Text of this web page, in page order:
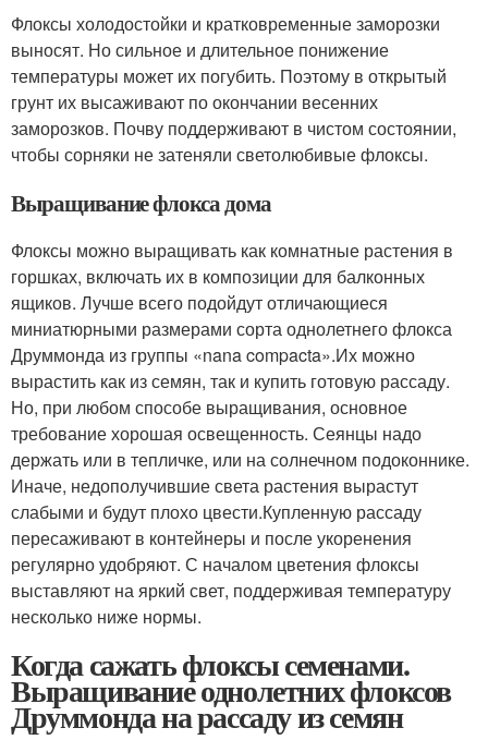
Флоксы холодостойки и кратковременные заморозки
выносят. Но сильное и длительное понижение
температуры может их погубить. Поэтому в открытый
грунт их высаживают по окончании весенних
заморозков. Почву поддерживают в чистом состоянии,
чтобы сорняки не затеняли светолюбивые флоксы.
Выращивание флокса дома
Флоксы можно выращивать как комнатные растения в
горшках, включать их в композиции для балконных
ящиков. Лучше всего подойдут отличающиеся
миниатюрными размерами сорта однолетнего флокса
Друммонда из группы «nana compacta».Их можно
вырастить как из семян, так и купить готовую рассаду.
Но, при любом способе выращивания, основное
требование хорошая освещенность. Сеянцы надо
держать или в тепличке, или на солнечном подоконнике.
Иначе, недополучившие света растения вырастут
слабыми и будут плохо цвести.Купленную рассаду
пересаживают в контейнеры и после укоренения
регулярно удобряют. С началом цветения флоксы
выставляют на яркий свет, поддерживая температуру
несколько ниже нормы.
Когда сажать флоксы семенами.
Выращивание однолетних флоксов
Друммонда на рассаду из семян